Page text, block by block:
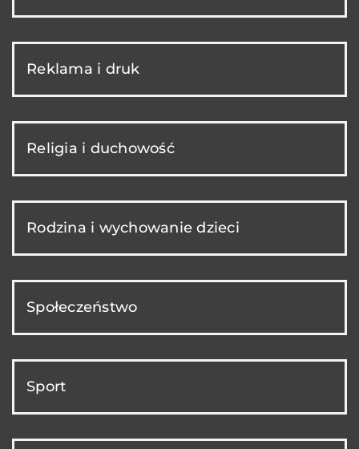
Reklama i druk
Religia i duchowość
Rodzina i wychowanie dzieci
Społeczeństwo
Sport